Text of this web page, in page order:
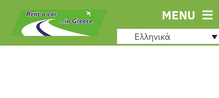
Μετάβαση
περιεχόμενο
MENU
Ελληνικά